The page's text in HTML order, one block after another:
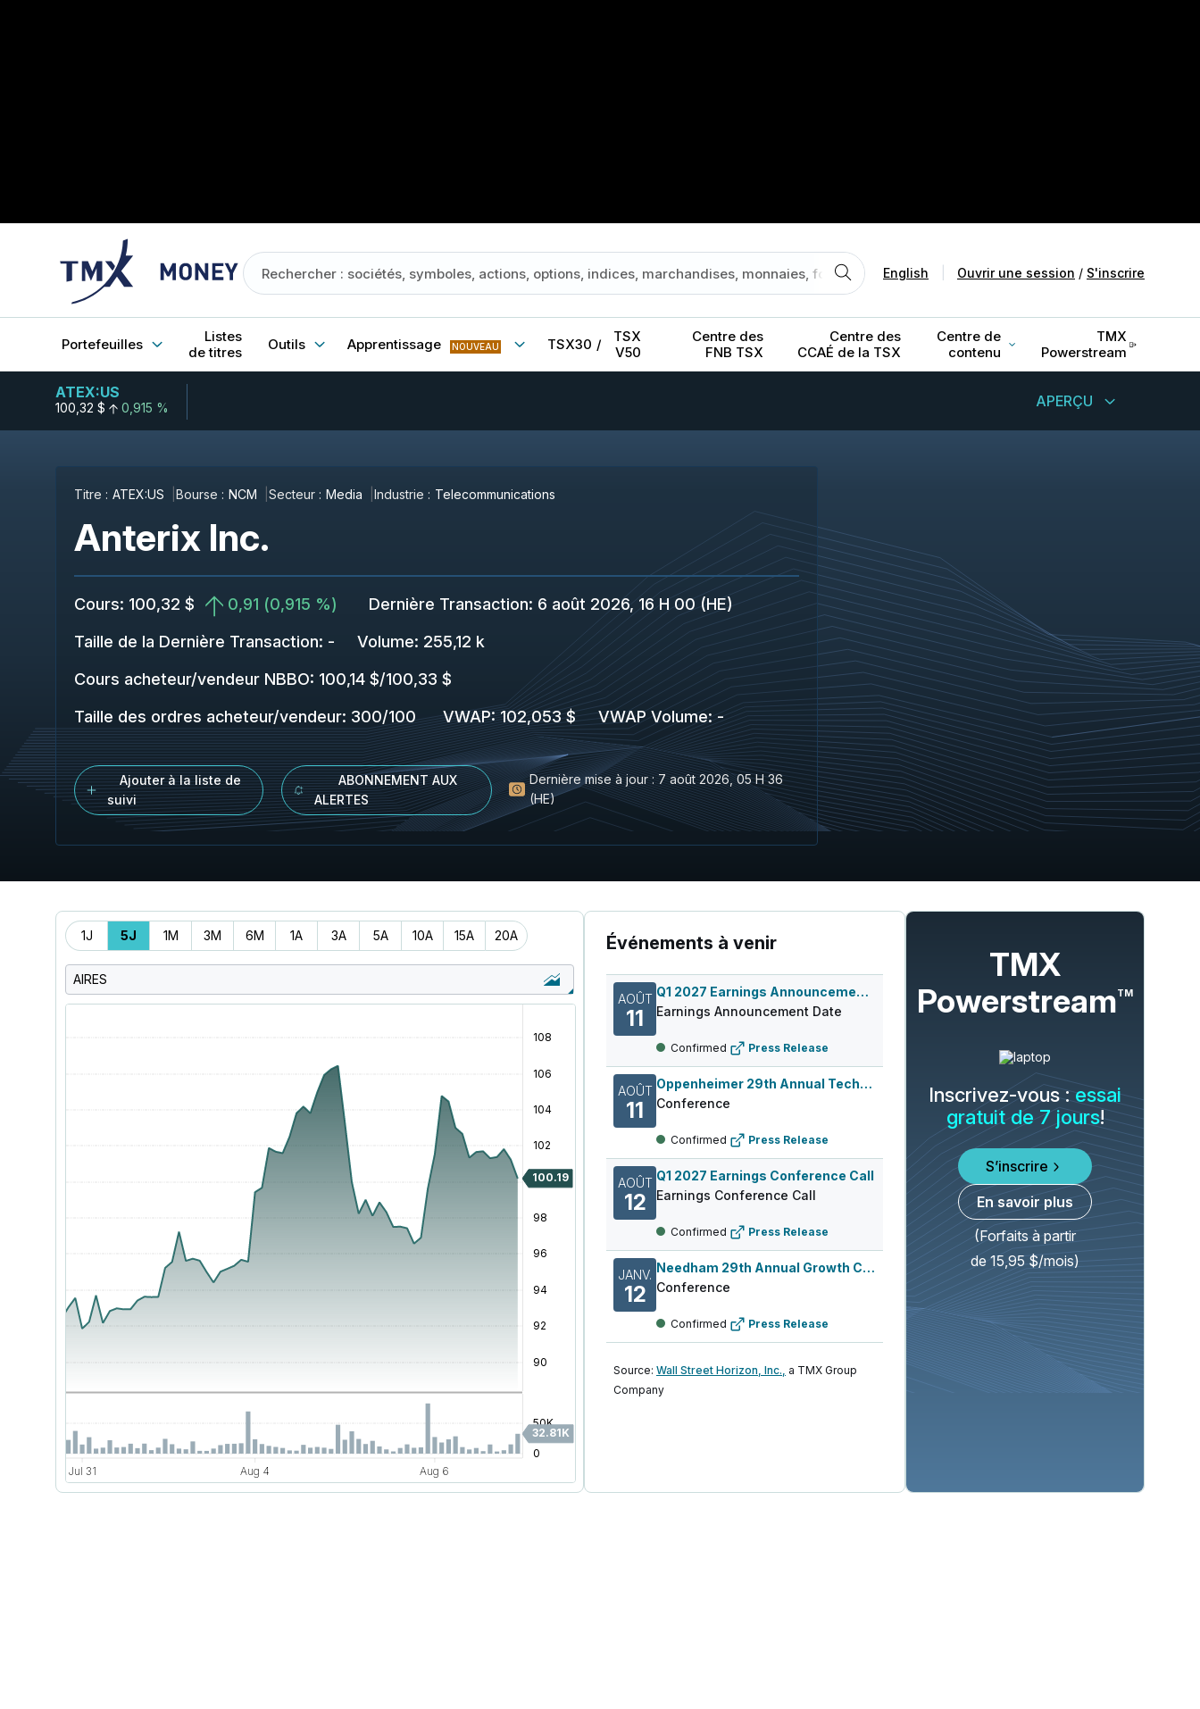
English Ouvrir une session / S'inscrire
Portefeuilles
Listes
de titres
Outils Apprentissage NOUVEAU TSX30 /
TSX
V50
Centre des
FNB TSX
Centre des
CCAÉ de la TSX
Centre de
contenu
TMX
Powerstream
ATEX:US
100,32 $ 0,915 % APERÇU
Titre : ATEX:US Bourse : NCM Secteur : Media Industrie : Telecommunications
Anterix Inc.
Cours: 100,32 $ 0,91 (0,915 %) Dernière Transaction: 6 août 2026, 16 H 00 (HE)
Taille de la Dernière Transaction: - Volume: 255,12 k
Cours acheteur/vendeur NBBO: 100,14 $/100,33 $
Taille des ordres acheteur/vendeur: 300/100 VWAP: 102,053 $ VWAP Volume: -
Ajouter à la liste de
suivi
ABONNEMENT AUX
ALERTES
Dernière mise à jour : 7 août 2026, 05 H 36
(HE)
Période
1J 5J 1M 3M 6M 1A 3A 5A 10A 15A 20A
AIRES
Événements à venir
AOÛT
11
Q1 2027 Earnings Announcement-After Mkt
Earnings Announcement Date
Confirmed Press Release
AOÛT
11
Oppenheimer 29th Annual Technology, I...
Conference
Confirmed Press Release
AOÛT
12
Q1 2027 Earnings Conference Call
Earnings Conference Call
Confirmed Press Release
JANV.
12
Needham 29th Annual Growth Conference...
Conference
Confirmed Press Release
Source: Wall Street Horizon, Inc., a TMX Group
Company
TMX
PowerstreamTM
Inscrivez-vous :essai
gratuit de 7 jours!
S’inscrire
En savoir plus
(Forfaits à partir
de 15,95 $/mois)